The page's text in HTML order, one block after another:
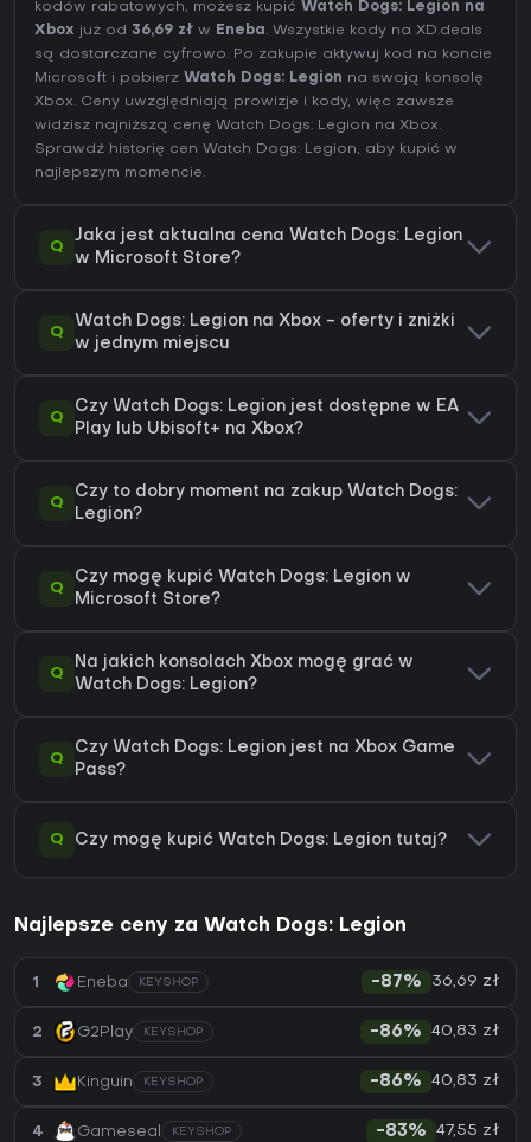
kodów rabatowych, możesz kupić Watch Dogs: Legion na
Xbox już od 36,69 zł w Eneba. Wszystkie kody na XD.deals
są dostarczane cyfrowo. Po zakupie aktywuj kod na koncie
Microsoft i pobierz Watch Dogs: Legion na swoją konsolę
Xbox. Ceny uwzględniają prowizje i kody, więc zawsze
widzisz najniższą cenę Watch Dogs: Legion na Xbox.
Sprawdź historię cen Watch Dogs: Legion, aby kupić w
najlepszym momencie.
Q
Jaka jest aktualna cena Watch Dogs: Legion
w Microsoft Store?
Q
Watch Dogs: Legion na Xbox - oferty i zniżki
w jednym miejscu
Q
Czy Watch Dogs: Legion jest dostępne w EA
Play lub Ubisoft+ na Xbox?
Q
Czy to dobry moment na zakup Watch Dogs:
Legion?
Q
Czy mogę kupić Watch Dogs: Legion w
Microsoft Store?
Q
Na jakich konsolach Xbox mogę grać w
Watch Dogs: Legion?
Q
Czy Watch Dogs: Legion jest na Xbox Game
Pass?
Q Czy mogę kupić Watch Dogs: Legion tutaj?
Najlepsze ceny za Watch Dogs: Legion
1 Eneba KEYSHOP -87% 36,69 zł
2 G2Play KEYSHOP -86% 40,83 zł
3 Kinguin KEYSHOP -86% 40,83 zł
4 Gameseal KEYSHOP -83% 47,55 zł